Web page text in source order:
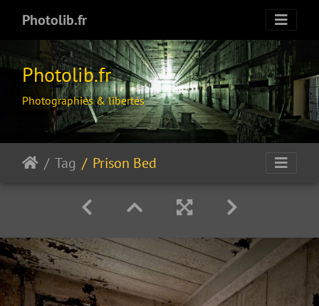
Photolib.fr
Photolib.fr
Photographies & libertés
Tag Prison Bed